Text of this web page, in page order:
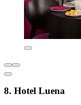
8. Hotel Luena